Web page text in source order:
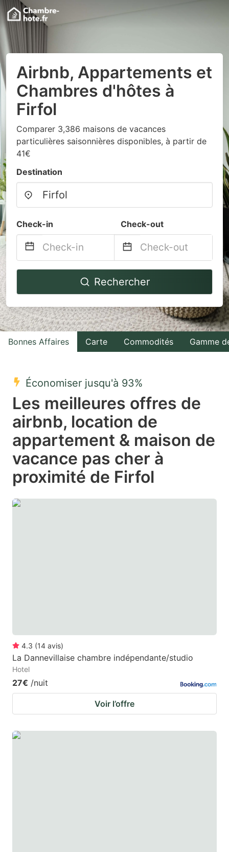
Airbnb, Appartements et
Chambres d'hôtes à
Firfol
Comparer 3,386 maisons de vacances
particulières saisonnières disponibles, à partir de
41€
Destination
Check-in Check-out
Navigate
to
interact
with
the
select
date.
Press
question
mark
key
Navigate
backward
to
interact
with
the
select
a
date.
Press
question
mark
key
Rechercher
Bonnes Affaires Carte Commodités Gamme
Économiser jusqu'à 93%
Les meilleures offres de
airbnb, location de
appartement & maison de
vacance pas cher à
proximité de Firfol
4.3 (14 avis)
La Dannevillaise chambre indépendante/studio
Hotel
27€ /nuit
Voir l’offre